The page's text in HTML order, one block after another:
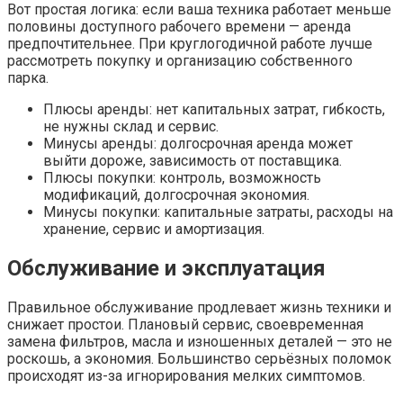
Вот простая логика: если ваша техника работает меньше
половины доступного рабочего времени — аренда
предпочтительнее. При круглогодичной работе лучше
рассмотреть покупку и организацию собственного
парка.
Плюсы аренды: нет капитальных затрат, гибкость,
не нужны склад и сервис.
Минусы аренды: долгосрочная аренда может
выйти дороже, зависимость от поставщика.
Плюсы покупки: контроль, возможность
модификаций, долгосрочная экономия.
Минусы покупки: капитальные затраты, расходы на
хранение, сервис и амортизация.
Обслуживание и эксплуатация
Правильное обслуживание продлевает жизнь техники и
снижает простои. Плановый сервис, своевременная
замена фильтров, масла и изношенных деталей — это не
роскошь, а экономия. Большинство серьёзных поломок
происходят из-за игнорирования мелких симптомов.